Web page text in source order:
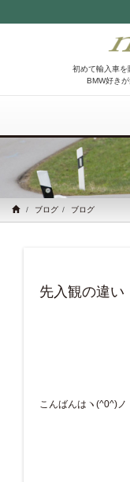
初めて輸入車を
BMW好き
ブログ ブログ
先入観の違い
こんばんはヽ(^0^)ノ